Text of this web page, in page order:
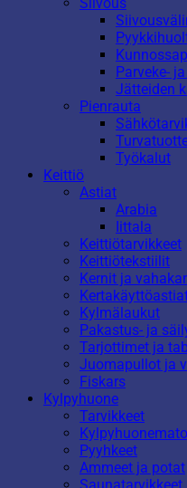
Parveke-
Jätteiden
Pienrauta
Työkalut
Keittiö
Astiat
Arabia
Iittala
Keittiötarvikkeet
Keittiötekstiilit
Kernit ja
Kylmälaukut
Pakastus- ja
Tarjottimet ja
Juomapullot ja
Fiskars
Kylpyhuone
Tarvikkeet
Pyyhkeet
Ammeet ja potat